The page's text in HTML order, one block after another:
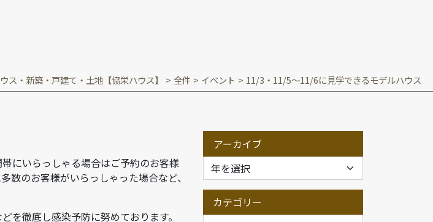
ス・新築・戸建て・土地【協栄ハウス】 > 全件 > イベント > 11/3・11/5～11/6に見学できるモデルハウス
にいらっしゃる場合はご予約のお客様
数のお客様がいらっしゃった場合など、
を徹底し感染予防に努めております。
アーカイブ
カテゴリー